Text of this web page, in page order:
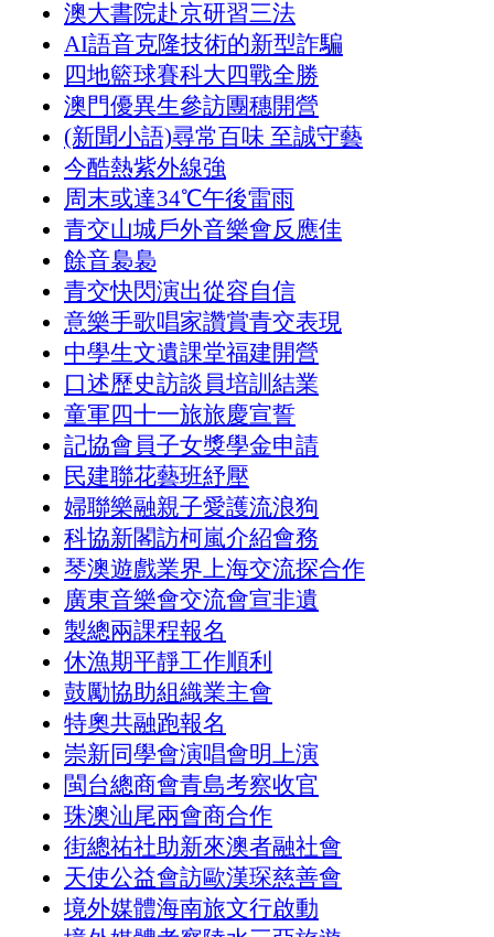
澳大書院赴京研習三法
AI語音克隆技術的新型詐騙
四地籃球賽科大四戰全勝
澳門優異生參訪團穗開營
(新聞小語)尋常百味 至誠守藝
今酷熱紫外線強
周末或達34℃午後雷雨
青交山城戶外音樂會反應佳
餘音裊裊
青交快閃演出從容自信
意樂手歌唱家讚賞青交表現
中學生文遺課堂福建開營
口述歷史訪談員培訓結業
童軍四十一旅旅慶宣誓
記協會員子女獎學金申請
民建聯花藝班紓壓
婦聯樂融親子愛護流浪狗
科協新閣訪柯嵐介紹會務
琴澳遊戲業界上海交流探合作
廣東音樂會交流會宣非遺
製總兩課程報名
休漁期平靜工作順利
鼓勵協助組織業主會
特奧共融跑報名
崇新同學會演唱會明上演
閩台總商會青島考察收官
珠澳汕尾兩會商合作
街總祐社助新來澳者融社會
天使公益會訪歐漢琛慈善會
境外媒體海南旅文行啟動